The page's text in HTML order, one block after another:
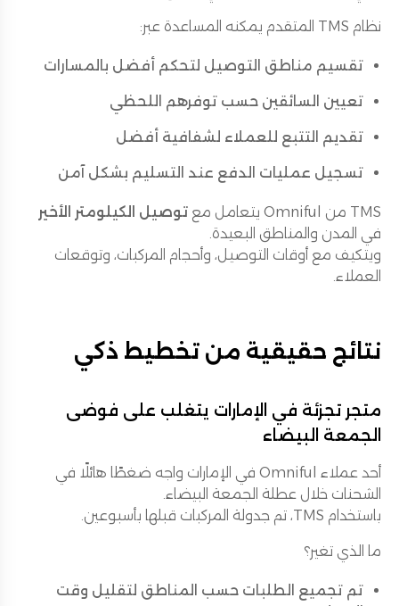
نظام TMS المتقدم يمكنه المساعدة عبر:
تقسيم مناطق التوصيل لتحكم أفضل بالمسارات
تعيين السائقين حسب توفرهم اللحظي
تقديم التتبع للعملاء لشفافية أفضل
تسجيل عمليات الدفع عند التسليم بشكل آمن
TMS من Omniful يتعامل مع
توصيل الكيلومتر الأخير
في المدن والمناطق البعيدة.
ويتكيف مع أوقات التوصيل، وأحجام المركبات، وتوقعات
العملاء.
نتائج حقيقية من تخطيط ذكي
متجر تجزئة في الإمارات يتغلب على فوضى
الجمعة البيضاء
أحد عملاء Omniful في الإمارات واجه ضغطًا هائلًا في
الشحنات خلال عطلة الجمعة البيضاء.
باستخدام TMS، تم جدولة المركبات قبلها بأسبوعين.
ما الذي تغير؟
تم تجميع الطلبات حسب المناطق لتقليل وقت